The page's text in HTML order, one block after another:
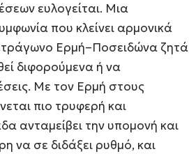
ευλογείται. Μια
που κλείνει αρμονικά
Ερμή–Ποσειδώνα ζητά
διφορούμενα ή να
Με τον Ερμή στους
πιο τρυφερή και
ανταμείβει την υπομονή και
να σε διδάξει ρυθμό, και